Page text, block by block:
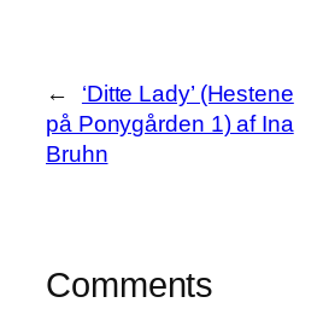
←
‘Ditte Lady’ (Hestene
på Ponygården 1) af Ina
Bruhn
Comments